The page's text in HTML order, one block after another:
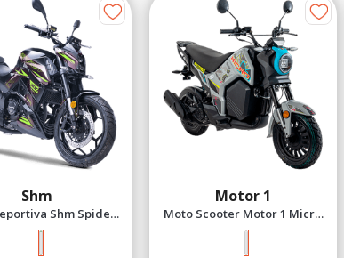
Shm
Shm Spider
Negro Verde 2027
Motor 1
Moto Scooter Motor 1 Micro
Machine Plomo/Turquesa